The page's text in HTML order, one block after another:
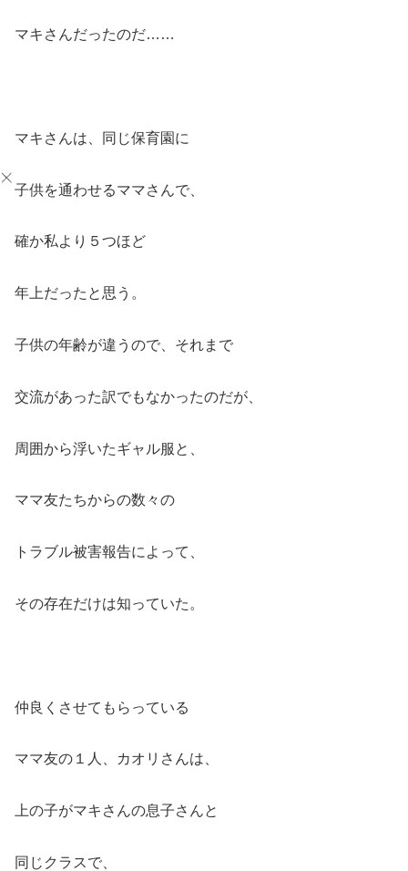
マキさんだったのだ……
マキさんは、同じ保育園に
子供を通わせるママさんで、
確か私より５つほど
年上だったと思う。
子供の年齢が違うので、それまで
交流があった訳でもなかったのだが、
周囲から浮いたギャル服と、
ママ友たちからの数々の
トラブル被害報告によって、
その存在だけは知っていた。
仲良くさせてもらっている
ママ友の１人、カオリさんは、
上の子がマキさんの息子さんと
同じクラスで、